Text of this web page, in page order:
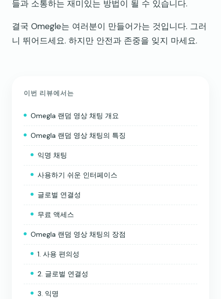
들과 소통하는 재미있는 방법이 될 수 있습니다.
결국 Omegle는 여러분이 만들어가는 것입니다. 그러
니 뛰어드세요. 하지만 안전과 존중을 잊지 마세요.
이번 리뷰에서는
Omegla 랜덤 영상 채팅 개요
Omegla 랜덤 영상 채팅의 특징
익명 채팅
사용하기 쉬운 인터페이스
글로벌 연결성
무료 액세스
Omegla 랜덤 영상 채팅의 장점
1. 사용 편의성
2. 글로벌 연결성
3. 익명